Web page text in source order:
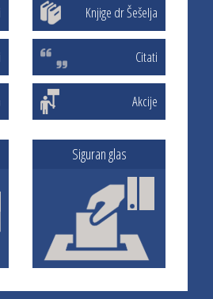
delegacijom srpskih
Knjige dr Šešelja
Citati
Akcije
Siguran glas